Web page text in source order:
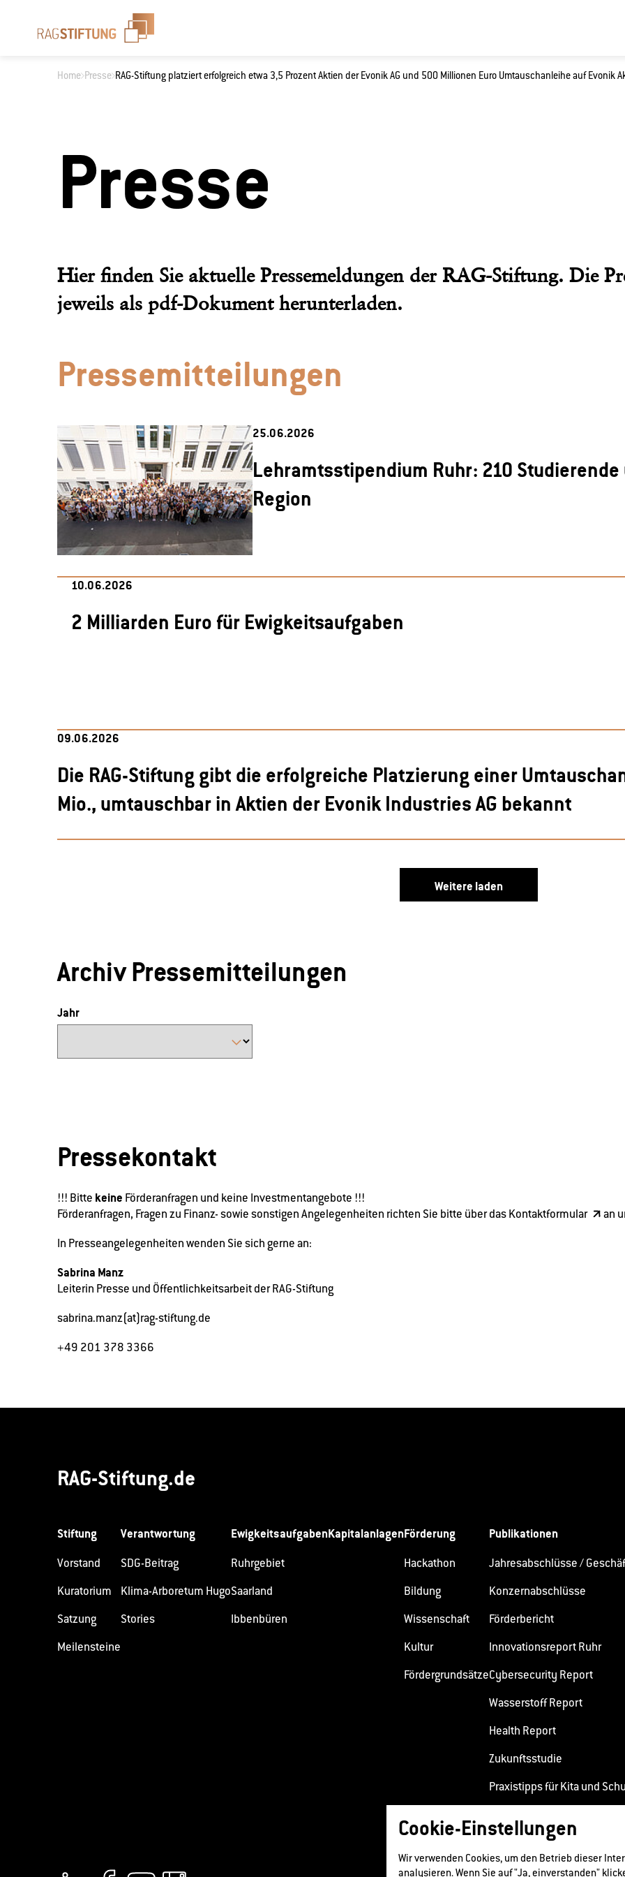
Home Presse RAG-Stiftung platziert erfolgreich etwa 3,5 Prozent Aktien der Evonik AG und 500 Millionen Euro Umtauschanleihe auf Evonik
Presse
Hier finden Sie aktuelle Pressemeldungen der RAG-Stiftung. Die
jeweils als pdf-Dokument herunterladen.
Pressemitteilungen
25.06.2026
Lehramtsstipendium Ruhr: 210
Region
10.06.2026
2 Milliarden Euro für Ewigkeitsaufgaben
09.06.2026
Die RAG-Stiftung gibt die erfolgreiche Platzierung einer
Mio., umtauschbar in Aktien der Evonik Industries AG bekannt
Weitere laden
Archiv Pressemitteilungen
Jahr
Pressekontakt
!!! Bitte keine Förderanfragen und keine Investmentangebote !!!
Förderanfragen, Fragen zu Finanz- sowie sonstigen Angelegenheiten richten Sie bitte über dasKontaktformular
an
In Presseangelegenheiten wenden Sie sich gerne an:
Sabrina Manz
Leiterin Presse und Öffentlichkeitsarbeit der RAG-Stiftung
sabrina.manz(at)rag-stiftung.de
+49 201 378 3366
RAG-Stiftung.de
Stiftung
Vorstand
Kuratorium
Satzung
Meilensteine
Verantwortung
SDG-Beitrag
Klima-Arboretum Hugo
Stories
Ewigkeitsaufgaben
Ruhrgebiet
Saarland
Ibbenbüren
KapitalanlagenFörderung
Hackathon
Bildung
Wissenschaft
Kultur
Fördergrundsätze
Publikationen
Jahresabschlüsse /
Konzernabschlüsse
Förderbericht
Innovationsreport Ruhr
Cybersecurity Report
Wasserstoff Report
Health Report
Zukunftsstudie
Praxistipps für Kita und
Cookie-Einstellungen
Wir verwenden Cookies, um den Betrieb dieser
analysieren. Wenn Sie auf "Ja, einverstanden"